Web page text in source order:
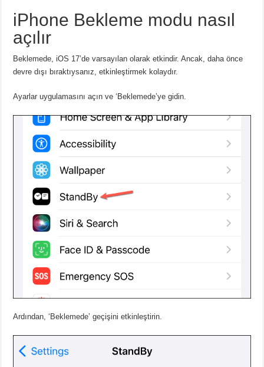
iPhone Bekleme modu nasıl
açılır
Beklemede, iOS 17’de varsayılan olarak etkindir. Ancak, daha önce
devre dışı bıraktıysanız, etkinleştirmek kolaydır.
Ayarlar uygulamasını açın ve ‘Beklemede’ye gidin.
Ardından, ‘Beklemede’ geçişini etkinleştirin.